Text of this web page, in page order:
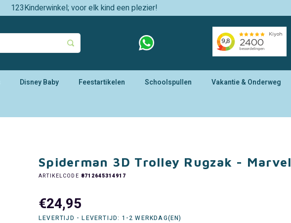
123Kinderwinkel; voor elk kind een plezier!
Disney Baby Feestartikelen Schoolspullen Vakantie & Onderweg
Spiderman 3D Trolley Rugzak - Marvel
ARTIKELCODE 8712645314917
€24,95
LEVERTIJD - LEVERTIJD: 1-2 WERKDAG(EN)